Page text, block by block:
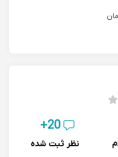
20+
نظر ثبت شده